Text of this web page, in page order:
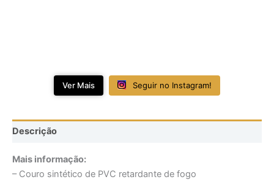
Ver Mais Seguir no Instagram!
Descrição
Mais informação:
– Couro sintético de PVC retardante de fogo